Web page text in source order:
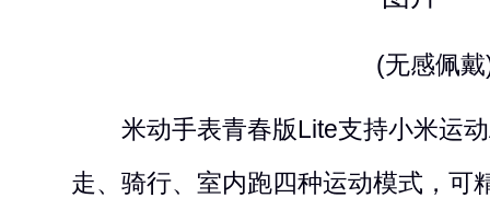
(无感佩戴
米动手表青春版Lite支持小米运动
走、骑行、室内跑四种运动模式，可